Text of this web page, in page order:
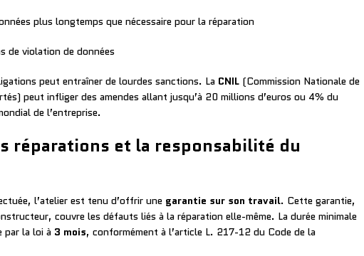
plus longtemps que nécessaire pour la réparation
de violation de données
peut entraîner de lourdes sanctions. La CNIL (Commission Nationale de
peut infliger des amendes allant jusqu’à 20 millions d’euros ou 4% du
de l’entreprise.
réparations et la responsabilité du
l’atelier est tenu d’offrir une garantie sur son travail. Cette garantie,
couvre les défauts liés à la réparation elle-même. La durée minimale
par la loi à 3 mois, conformément à l’article L. 217-12 du Code de la